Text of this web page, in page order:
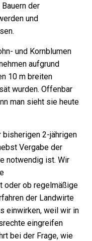
der
und
und Kornblumen
aufgrund
10 m breiten
wurden. Offenbar
man sieht sie heute
2-jährigen
Vergabe der
notwendig ist. Wir
oder ob regelmäßige
der Landwirte
einwirken, weil wir in
eingreifen
bei der Frage, wie